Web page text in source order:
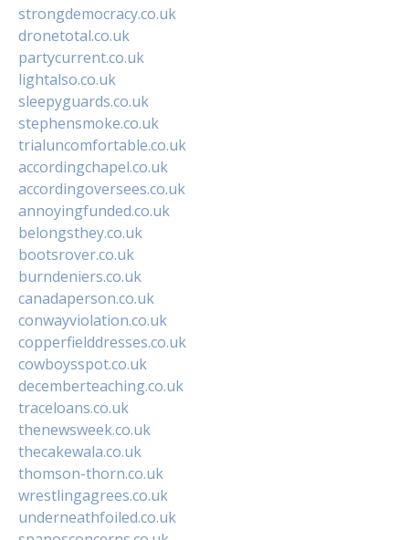
strongdemocracy.co.uk
dronetotal.co.uk
partycurrent.co.uk
lightalso.co.uk
sleepyguards.co.uk
stephensmoke.co.uk
trialuncomfortable.co.uk
accordingchapel.co.uk
accordingoversees.co.uk
annoyingfunded.co.uk
belongsthey.co.uk
bootsrover.co.uk
burndeniers.co.uk
canadaperson.co.uk
conwayviolation.co.uk
copperfielddresses.co.uk
cowboysspot.co.uk
decemberteaching.co.uk
traceloans.co.uk
thenewsweek.co.uk
thecakewala.co.uk
thomson-thorn.co.uk
wrestlingagrees.co.uk
underneathfoiled.co.uk